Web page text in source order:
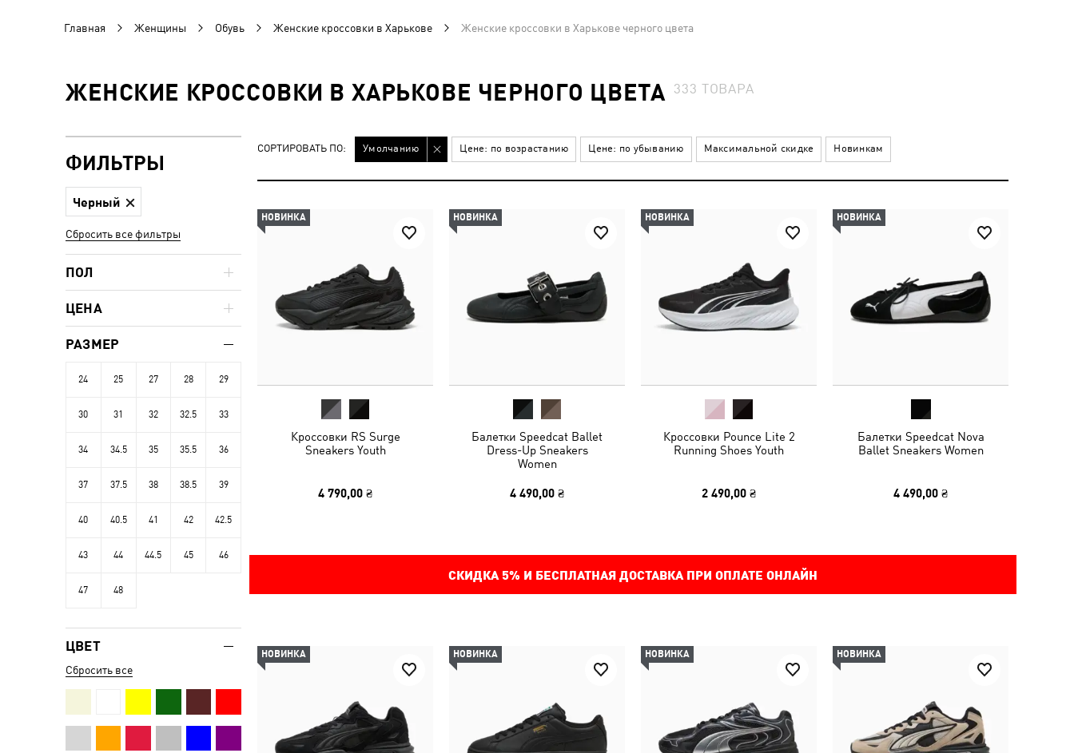
Главная Женщины Обувь Женские кроссовки в Харькове Женские кроссовки в Харькове черного цвета
ЖЕНСКИЕ КРОССОВКИ В ХАРЬКОВЕ ЧЕРНОГО ЦВЕТА 333 ТОВАРА
СОРТИРОВАТЬ ПО: Умолчанию Цене: по возрастанию Цене: по убыванию Максимальной скидке Новинкам
НОВИНКА
Кроссовки RS Surge
Sneakers Youth
4 790,00 ₴
НОВИНКА
Балетки Speedcat Ballet
Dress-Up Sneakers
Women
4 490,00 ₴
НОВИНКА
Кроссовки Pounce Lite 2
Running Shoes Youth
2 490,00 ₴
НОВИНКА
Балетки Speedcat Nova
Ballet Sneakers Women
4 490,00 ₴
СКИДКА 5% И БЕСПЛАТНАЯ ДОСТАВКА ПРИ ОПЛАТЕ ОНЛАЙН
НОВИНКА НОВИНКА НОВИНКА НОВИНКА
ФИЛЬТРЫ
Черный
Сбросить все фильтры
ПОЛ
ЦЕНА
РАЗМЕР
24 25 27 28 29
30 31 32 32.5 33
34 34.5 35 35.5 36
37 37.5 38 38.5 39
40 40.5 41 42 42.5
43 44 44.5 45 46
47 48
ЦВЕТ
Сбросить все